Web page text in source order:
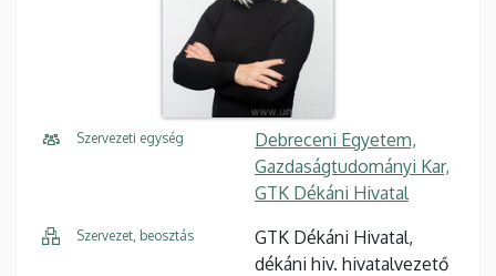
Szervezeti egység
Debreceni Egyetem,
Gazdaságtudományi Kar,
GTK Dékáni Hivatal
Szervezet, beosztás
GTK Dékáni Hivatal,
dékáni hiv. hivatalvezető